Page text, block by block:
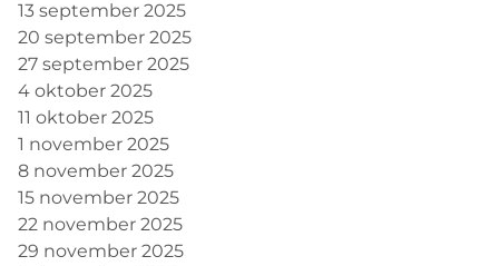
13 september 2025
20 september 2025
27 september 2025
4 oktober 2025
11 oktober 2025
1 november 2025
8 november 2025
15 november 2025
22 november 2025
29 november 2025